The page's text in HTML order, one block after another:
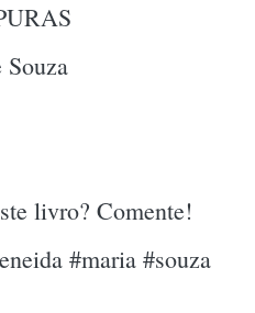
livro? Comente!
#maria #souza